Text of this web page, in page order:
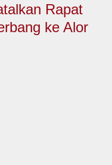
Rapat
ke Alor